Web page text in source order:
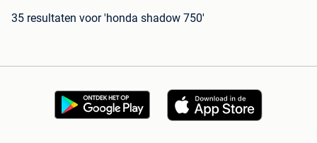
35 resultaten voor 'honda shadow 750'